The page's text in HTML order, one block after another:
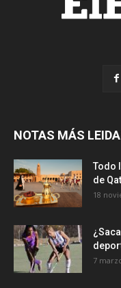
NOTAS MÁS
Todo
de
18
7